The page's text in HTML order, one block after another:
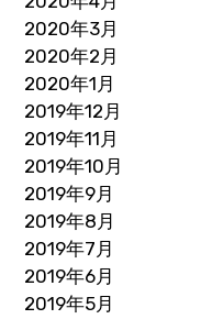
2020年3月
2020年2月
2020年1月
2019年12月
2019年11月
2019年10月
2019年9月
2019年8月
2019年7月
2019年6月
2019年5月